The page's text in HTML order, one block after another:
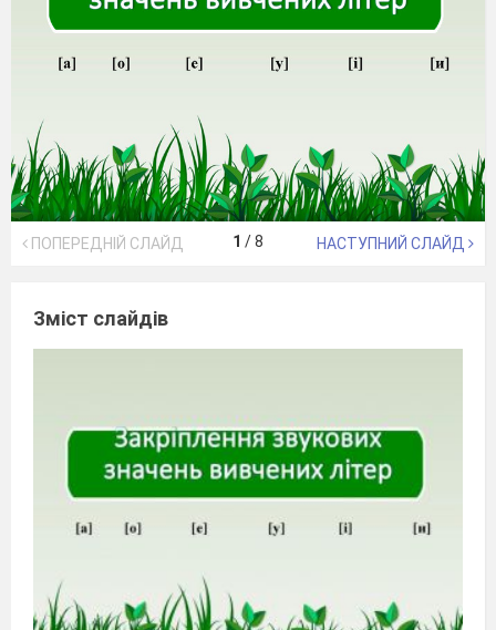
ПОПЕРЕДНІЙ СЛАЙД 1 /8 НАСТУПНИЙ СЛАЙД
Зміст слайдів